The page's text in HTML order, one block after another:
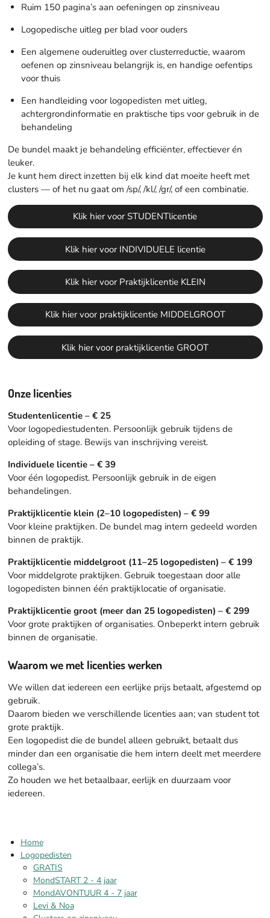
Ruim 150 pagina’s aan oefeningen op zinsniveau
Logopedische uitleg per blad voor ouders
Een algemene ouderuitleg over clusterreductie, waarom
oefenen op zinsniveau belangrijk is, en handige oefentips
voor thuis
Een handleiding voor logopedisten met uitleg,
achtergrondinformatie en praktische tips voor gebruik in de
behandeling
De bundel maakt je behandeling efficiënter, effectiever én
leuker.
Je kunt hem direct inzetten bij elk kind dat moeite heeft met
clusters — of het nu gaat om /sp/, /kl/, /gr/, of een combinatie.
Klik hier voor STUDENTlicentie
Klik hier voor INDIVIDUELE licentie
Klik hier voor Praktijklicentie KLEIN
Klik hier voor praktijklicentie MIDDELGROOT
Klik hier voor praktijklicentie GROOT
Onze licenties
Studentenlicentie – € 25
Voor logopediestudenten. Persoonlijk gebruik tijdens de
opleiding of stage. Bewijs van inschrijving vereist.
Individuele licentie – € 39
Voor één logopedist. Persoonlijk gebruik in de eigen
behandelingen.
Praktijklicentie klein (2–10 logopedisten) – € 99
Voor kleine praktijken. De bundel mag intern gedeeld worden
binnen de praktijk.
Praktijklicentie middelgroot (11–25 logopedisten) – € 199
Voor middelgrote praktijken. Gebruik toegestaan door alle
logopedisten binnen één praktijklocatie of organisatie.
Praktijklicentie groot (meer dan 25 logopedisten) – € 299
Voor grote praktijken of organisaties. Onbeperkt intern gebruik
binnen de organisatie.
Waarom we met licenties werken
We willen dat iedereen een eerlijke prijs betaalt, afgestemd op
gebruik.
Daarom bieden we verschillende licenties aan; van student tot
grote praktijk.
Een logopedist die de bundel alleen gebruikt, betaalt dus
minder dan een organisatie die hem intern deelt met meerdere
collega’s.
Zo houden we het betaalbaar, eerlijk en duurzaam voor
iedereen.
Home
Logopedisten
GRATIS
MondSTART 2 - 4 jaar
MondAVONTUUR 4 - 7 jaar
Levi & Noa